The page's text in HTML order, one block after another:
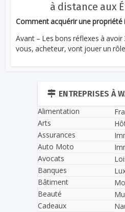
à distance aux
Comment acquérir une propriété
Avant – Les bons réflexes à
vous, acheteur, vont jouer un
ENTREPRISES À
Alimentation
Arts
Assurances
Auto Moto
Avocats
Banques
Bâtiment
Beauté
Cadeaux